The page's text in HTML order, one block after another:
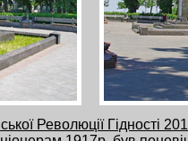
Революції Гідності